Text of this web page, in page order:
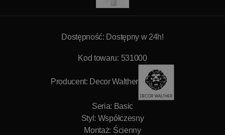
Dostępność: Dostępny w 24h!
Kod towaru: 531000
Producent: Decor Walther
Seria: Basic
Styl: Współczesny
Montaż: Ścienny